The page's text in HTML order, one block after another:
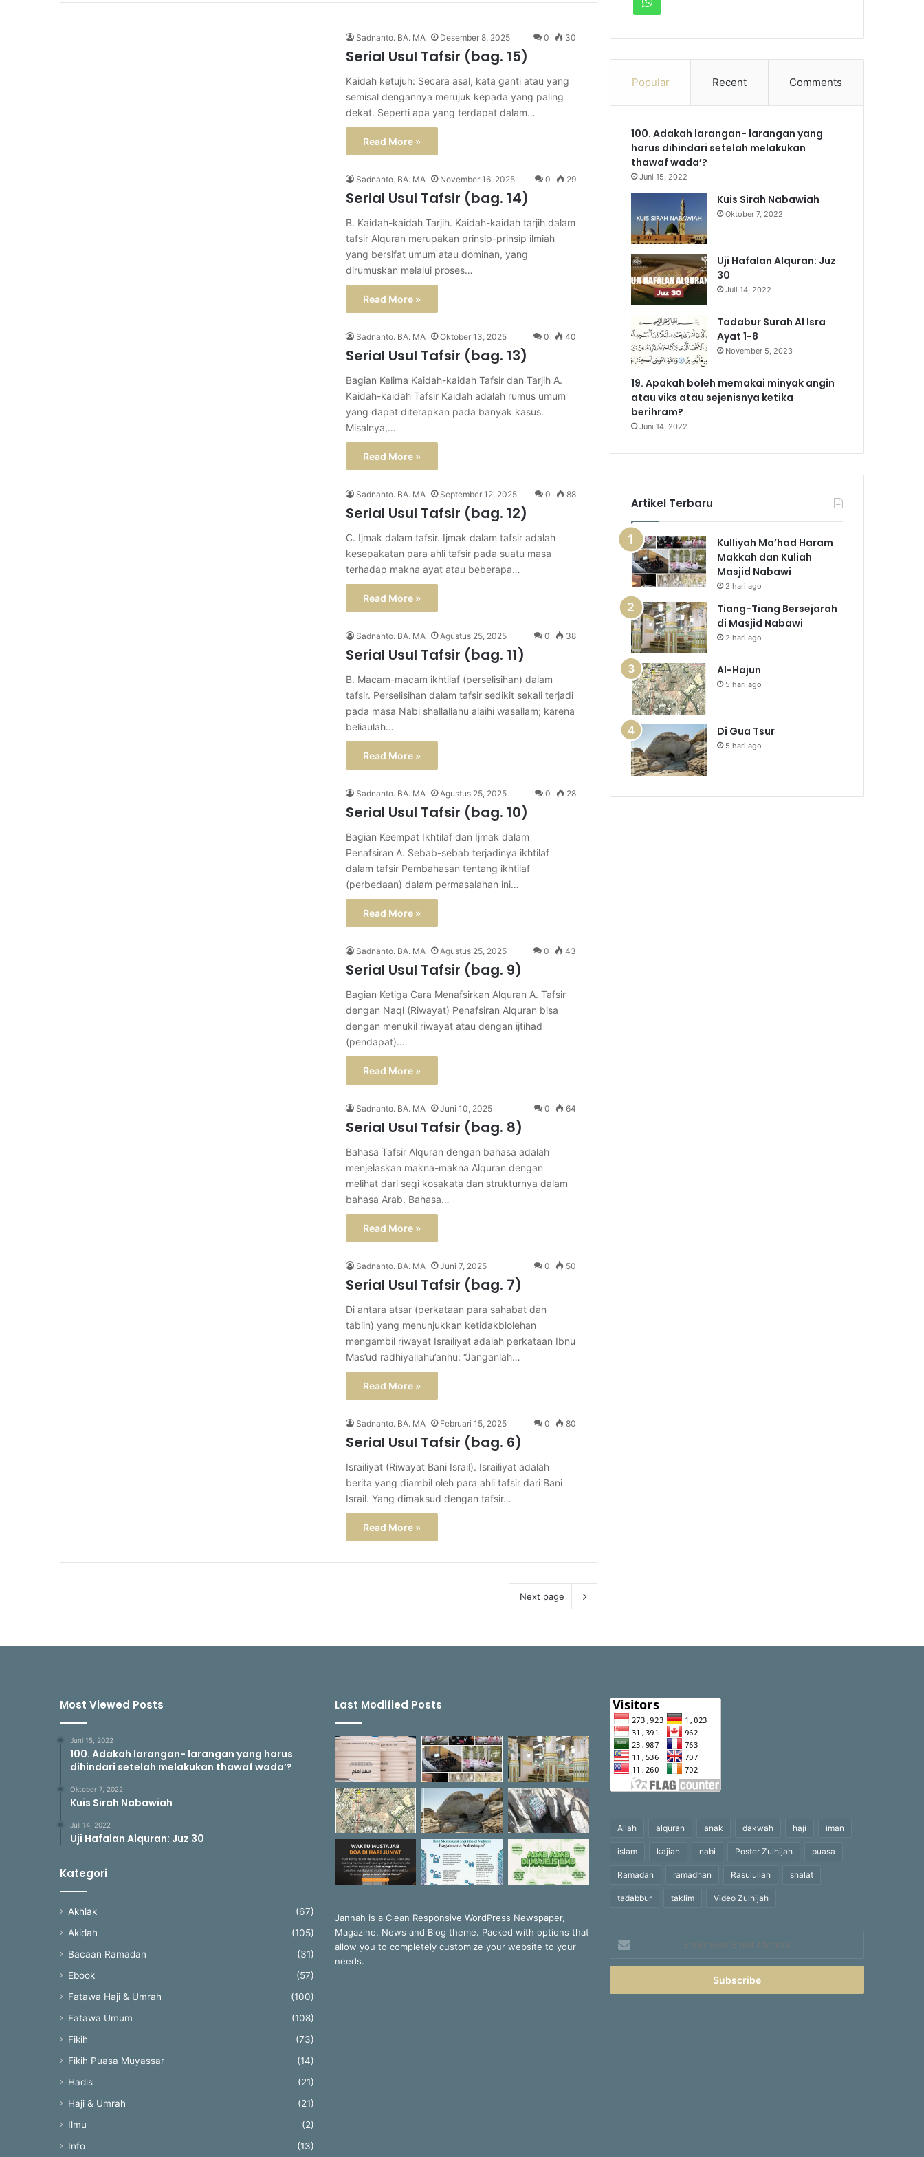
Sadnanto. BA. MA Desember 8, 2025 0 30
Serial Usul Tafsir (bag. 15)
Kaidah ketujuh: Secara asal, kata ganti atau yang
semisal dengannya merujuk kepada yang paling
dekat. Seperti apa yang terdapat dalam…
Read More »
Sadnanto. BA. MA November 16, 2025 0 29
Serial Usul Tafsir (bag. 14)
B. Kaidah-kaidah Tarjih. Kaidah-kaidah tarjih dalam
tafsir Alquran merupakan prinsip-prinsip ilmiah
yang bersifat umum atau dominan, yang
dirumuskan melalui proses…
Read More »
Sadnanto. BA. MA Oktober 13, 2025 0 40
Serial Usul Tafsir (bag. 13)
Bagian Kelima Kaidah-kaidah Tafsir dan Tarjih A.
Kaidah-kaidah Tafsir Kaidah adalah rumus umum
yang dapat diterapkan pada banyak kasus.
Misalnya,…
Read More »
Sadnanto. BA. MA September 12, 2025 0 88
Serial Usul Tafsir (bag. 12)
C. Ijmak dalam tafsir. Ijmak dalam tafsir adalah
kesepakatan para ahli tafsir pada suatu masa
terhadap makna ayat atau beberapa…
Read More »
Sadnanto. BA. MA Agustus 25, 2025 0 38
Serial Usul Tafsir (bag. 11)
B. Macam-macam ikhtilaf (perselisihan) dalam
tafsir. Perselisihan dalam tafsir sedikit sekali terjadi
pada masa Nabi shallallahu alaihi wasallam; karena
beliaulah…
Read More »
Sadnanto. BA. MA Agustus 25, 2025 0 28
Serial Usul Tafsir (bag. 10)
Bagian Keempat Ikhtilaf dan Ijmak dalam
Penafsiran A. Sebab-sebab terjadinya ikhtilaf
dalam tafsir Pembahasan tentang ikhtilaf
(perbedaan) dalam permasalahan ini…
Read More »
Sadnanto. BA. MA Agustus 25, 2025 0 43
Serial Usul Tafsir (bag. 9)
Bagian Ketiga Cara Menafsirkan Alquran A. Tafsir
dengan Naql (Riwayat) Penafsiran Alquran bisa
dengan menukil riwayat atau dengan ijtihad
(pendapat).…
Read More »
Sadnanto. BA. MA Juni 10, 2025 0 64
Serial Usul Tafsir (bag. 8)
Bahasa Tafsir Alquran dengan bahasa adalah
menjelaskan makna-makna Alquran dengan
melihat dari segi kosakata dan strukturnya dalam
bahasa Arab. Bahasa…
Read More »
Sadnanto. BA. MA Juni 7, 2025 0 50
Serial Usul Tafsir (bag. 7)
Di antara atsar (perkataan para sahabat dan
tabiin) yang menunjukkan ketidakblolehan
mengambil riwayat Israiliyat adalah perkataan Ibnu
Mas’ud radhiyallahu’anhu: “Janganlah…
Read More »
Sadnanto. BA. MA Februari 15, 2025 0 80
Serial Usul Tafsir (bag. 6)
Israiliyat (Riwayat Bani Israil). Israiliyat adalah
berita yang diambil oleh para ahli tafsir dari Bani
Israil. Yang dimaksud dengan tafsir…
Read More »
Next page
b
o
o
k
u
b
e
g
r
r
a
o
k
a
t
A
p
p
Popular Recent Comments
100. Adakah larangan- larangan yang
harus dihindari setelah melakukan
thawaf wada’?
Juni 15, 2022
Kuis Sirah Nabawiah
Oktober 7, 2022
Uji Hafalan Alquran: Juz
30
Juli 14, 2022
Tadabur Surah Al Isra
Ayat 1-8
November 5, 2023
19. Apakah boleh memakai minyak angin
atau viks atau sejenisnya ketika
berihram?
Juni 14, 2022
Artikel Terbaru
Kulliyah Ma’had Haram
Makkah dan Kuliah
Masjid Nabawi
2 hari ago
Tiang-Tiang Bersejarah
di Masjid Nabawi
2 hari ago
Al-Hajun
5 hari ago
Di Gua Tsur
5 hari ago
Most Viewed Posts
Juni 15, 2022
100. Adakah larangan- larangan yang harus
dihindari setelah melakukan thawaf wada’?
Oktober 7, 2022
Kuis Sirah Nabawiah
Juli 14, 2022
Uji Hafalan Alquran: Juz 30
Kategori
Akhlak
(67)
Akidah
(105)
Bacaan Ramadan
(31)
Ebook
(57)
Fatawa Haji & Umrah
(100)
Fatawa Umum
(108)
Fikih
(73)
Fikih Puasa Muyassar
(14)
Hadis
(21)
Haji & Umrah
(21)
Ilmu
(2)
Info
(13)
Last Modified Posts
Jannah is a Clean Responsive WordPress Newspaper,
Magazine, News and Blog theme. Packed with options that
allow you to completely customize your website to your
needs.
Allah alquran anak dakwah haji iman
islam kajian nabi Poster Zulhijah puasa
Ramadan ramadhan Rasulullah shalat
tadabbur taklim Video Zulhijah
your
Email